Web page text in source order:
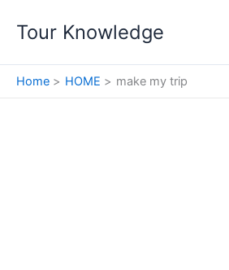
Tour Knowledge
Home HOME make my trip